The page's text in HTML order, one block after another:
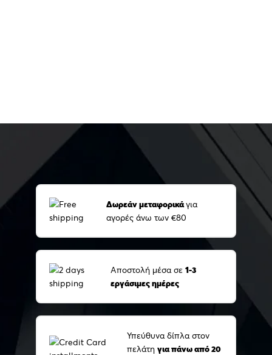
Δωρεάν μεταφορικάγια
αγορές άνω των €80
Αποστολή μέσα σε 1-3
εργάσιμες ημέρες
Υπεύθυνα δίπλα στον
πελάτη για πάνω από 20